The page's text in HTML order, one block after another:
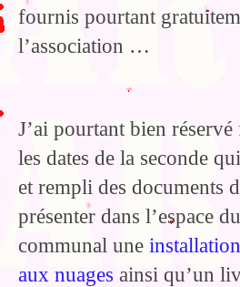
fournis pourtant
l’association …
J’ai pourtant bien
les dates de la seconde
et rempli des documents
présenter dans l’espace
communal une
aux nuages ainsi qu’un